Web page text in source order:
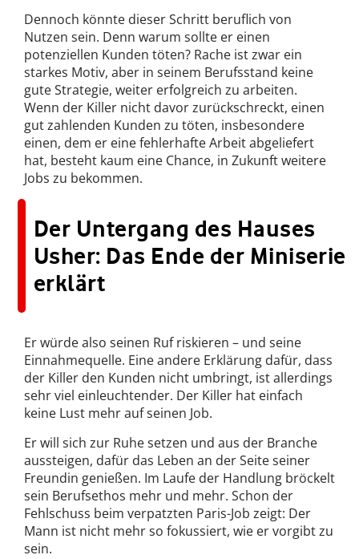
Dennoch könnte dieser Schritt beruflich von
Nutzen sein. Denn warum sollte er einen
potenziellen Kunden töten? Rache ist zwar ein
starkes Motiv, aber in seinem Berufsstand keine
gute Strategie, weiter erfolgreich zu arbeiten.
Wenn der Killer nicht davor zurückschreckt, einen
gut zahlenden Kunden zu töten, insbesondere
einen, dem er eine fehlerhafte Arbeit abgeliefert
hat, besteht kaum eine Chance, in Zukunft weitere
Jobs zu bekommen.
Der Untergang des Hauses
Usher: Das Ende der Miniserie
erklärt
Er würde also seinen Ruf riskieren – und seine
Einnahmequelle. Eine andere Erklärung dafür, dass
der Killer den Kunden nicht umbringt, ist allerdings
sehr viel einleuchtender. Der Killer hat einfach
keine Lust mehr auf seinen Job.
Er will sich zur Ruhe setzen und aus der Branche
aussteigen, dafür das Leben an der Seite seiner
Freundin genießen. Im Laufe der Handlung bröckelt
sein Berufsethos mehr und mehr. Schon der
Fehlschuss beim verpatzten Paris-Job zeigt: Der
Mann ist nicht mehr so fokussiert, wie er vorgibt zu
sein.